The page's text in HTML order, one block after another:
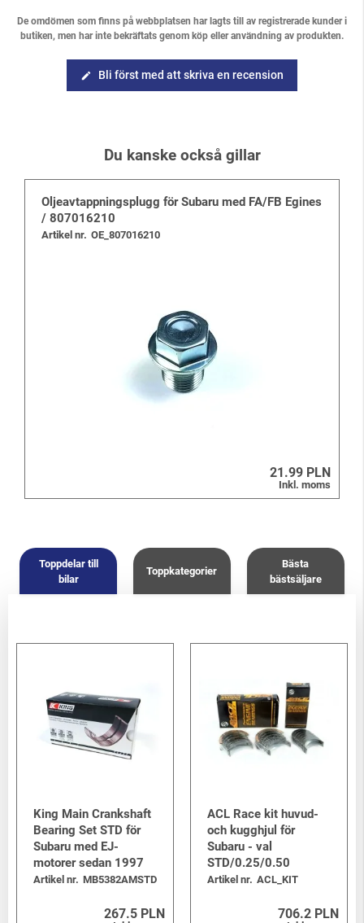
De omdömen som finns på webbplatsen har lagts till av registrerade kunder i
butiken, men har inte bekräftats genom köp eller användning av produkten.
edit Bli först med att skriva en recension
Du kanske också gillar
Oljeavtappningsplugg för Subaru med FA/FB Egines
/ 807016210
Artikel nr. OE_807016210
21.99 PLN
Inkl. moms
Toppdelar till
bilar
Toppkategorier
Bästa
bästsäljare
King Main Crankshaft
Bearing Set STD för
Subaru med EJ-
motorer sedan 1997
Artikel nr. MB5382AMSTD
267.5 PLN
ACL Race kit huvud-
och kugghjul för
Subaru - val
STD/0.25/0.50
Artikel nr. ACL_KIT
706.2 PLN